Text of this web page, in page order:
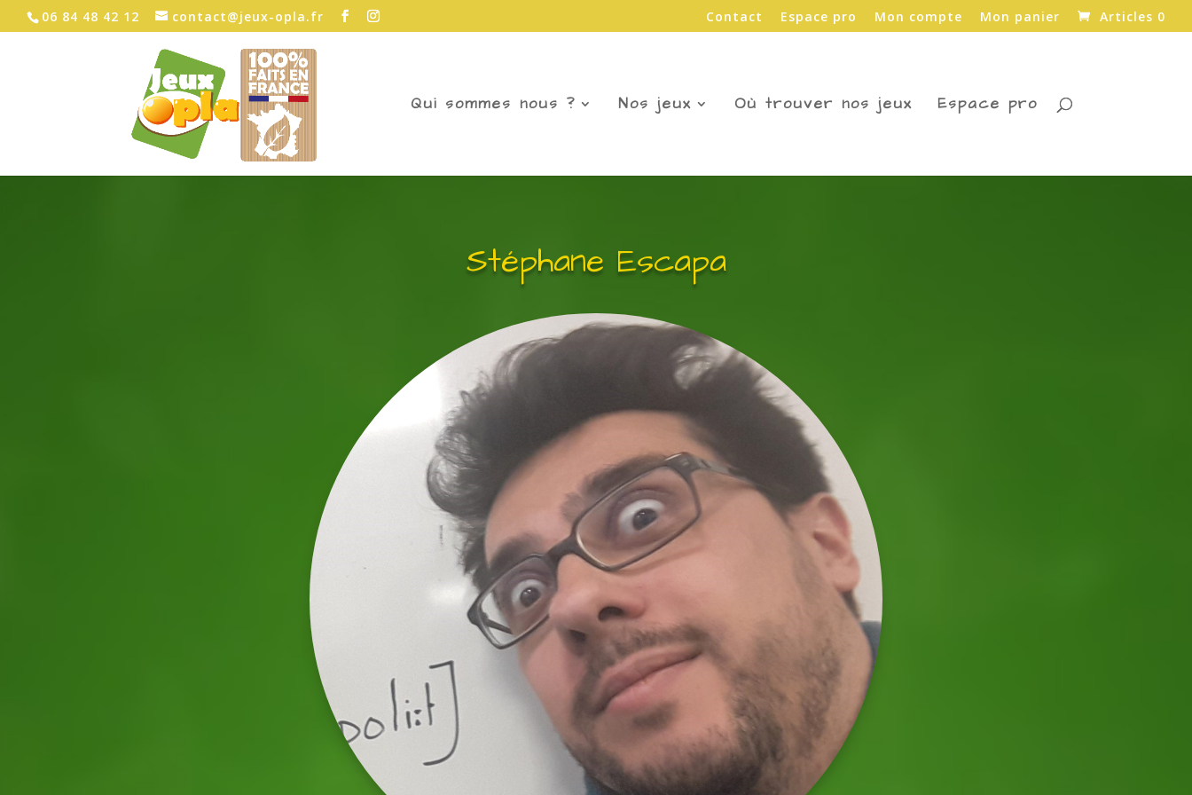
06 84 48 42 12 contact@jeux-opla.fr Contact Espace pro Mon compte Mon panier Articles 0
Qui sommes nous ? Nos jeux Où trouver nos jeux Espace pro
Stéphane Escapa